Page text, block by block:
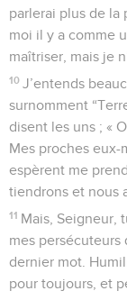
parlerai plus de la
moi il y a comme
maîtriser, mais je
10 J’entends
surnomment
disent les uns ; «
Mes proches eux-
espèrent me
tiendrons et nous
11 Mais, Seigneur,
mes persécuteurs
dernier mot.
pour toujours, et